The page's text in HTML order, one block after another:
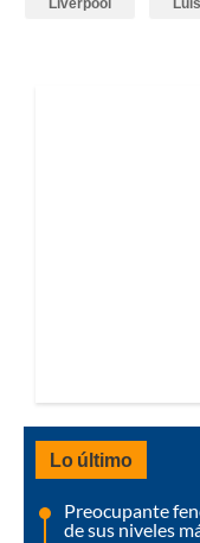
Lo último
Preocupante
de sus niveles